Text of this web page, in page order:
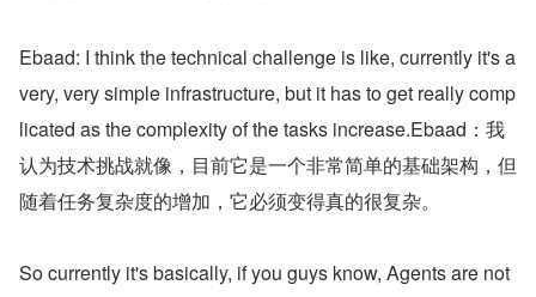
Ebaad: I think the technical challenge is like, currently it's a
very, very simple infrastructure, but it has to get really comp
licated as the complexity of the tasks increase.Ebaad：我
认为技术挑战就像，目前它是一个非常简单的基础架构，但
随着任务复杂度的增加，它必须变得真的很复杂。
So currently it's basically, if you guys know, Agents are not